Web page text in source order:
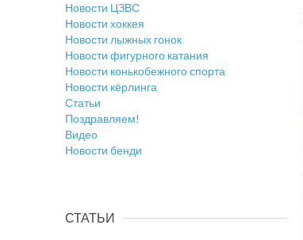
Новости ЦЗВС
Новости хоккея
Новости лыжных гонок
Новости фигурного катания
Новости конькобежного спорта
Новости кёрлинга
Статьи
Поздравляем!
Видео
Новости бенди
СТАТЬИ